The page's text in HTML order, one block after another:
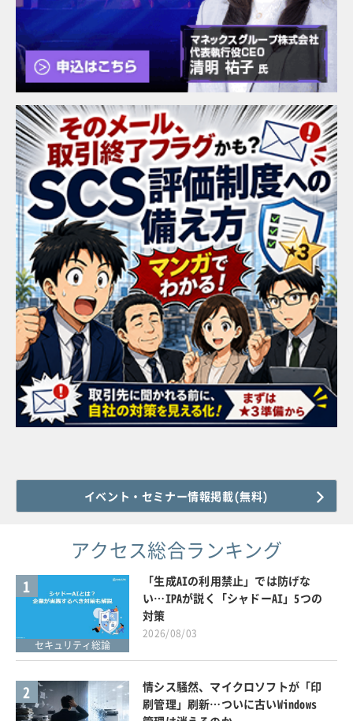
イベント・セミナー情報掲載(無料)
アクセス総合ランキング
1
セキュリティ総論
「生成AIの利用禁止」では防げな
い…IPAが説く「シャドーAI」5つの
対策
2026/08/03
2
情シス騒然、マイクロソフトが「印
刷管理」刷新…ついに古いWindows